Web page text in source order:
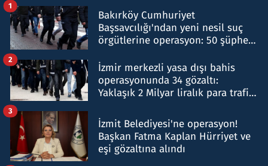
Bakırköy Cumhuriyet
Başsavcılığı'ndan yeni nesil suç
örgütlerine operasyon: 50 şüpheli
1
İzmir merkezli yasa dışı bahis
operasyonunda 34 gözaltı:
Yaklaşık 2 Milyar liralık para trafiği
2
İzmit Belediyesi'ne operasyon!
Başkan Fatma Kaplan Hürriyet ve
eşi gözaltına alındı
3